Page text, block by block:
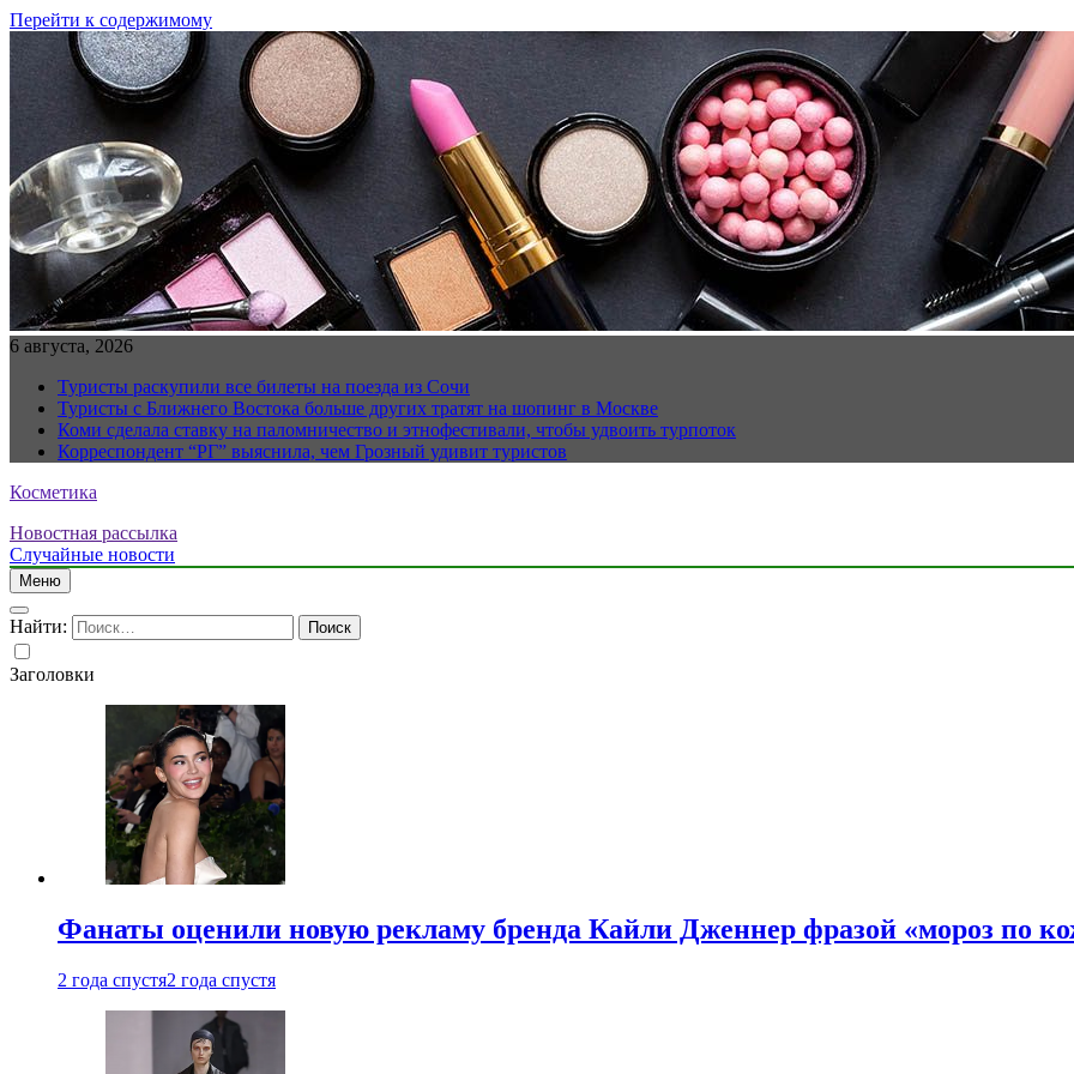
Перейти к содержимому
6 августа, 2026
Туристы раскупили все билеты на поезда из Сочи
Туристы с Ближнего Востока больше других тратят на шопинг в Москве
Коми сделала ставку на паломничество и этнофестивали, чтобы удвоить турпоток
Корреспондент “РГ” выяснила, чем Грозный удивит туристов
Косметика
Новостная рассылка
Случайные новости
Меню
Найти:
Заголовки
Фанаты оценили новую рекламу бренда Кайли Дженнер фразой «мороз по
2 года спустя2 года спустя